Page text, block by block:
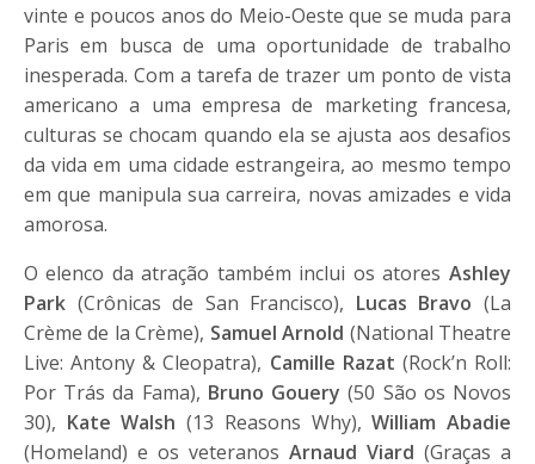
vinte e poucos anos do Meio-Oeste que se muda para
Paris em busca de uma oportunidade de trabalho
inesperada. Com a tarefa de trazer um ponto de vista
americano a uma empresa de marketing francesa,
culturas se chocam quando ela se ajusta aos desafios
da vida em uma cidade estrangeira, ao mesmo tempo
em que manipula sua carreira, novas amizades e vida
amorosa.
O elenco da atração também inclui os atores Ashley
Park (Crônicas de San Francisco), Lucas Bravo (La
Crème de la Crème), Samuel Arnold (National Theatre
Live: Antony & Cleopatra), Camille Razat (Rock’n Roll:
Por Trás da Fama), Bruno Gouery (50 São os Novos
30), Kate Walsh (13 Reasons Why),William Abadie
(Homeland) e os veteranos Arnaud Viard (Graças a